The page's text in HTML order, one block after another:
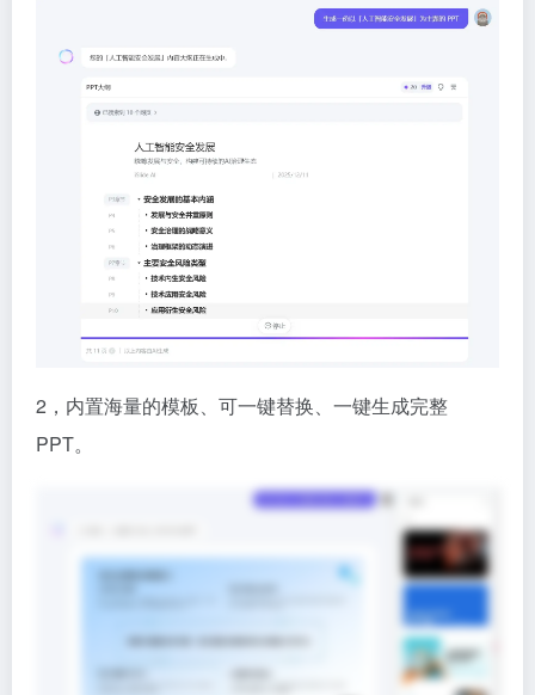
2，内置海量的模板、可一键替换、一键生成完整
PPT。